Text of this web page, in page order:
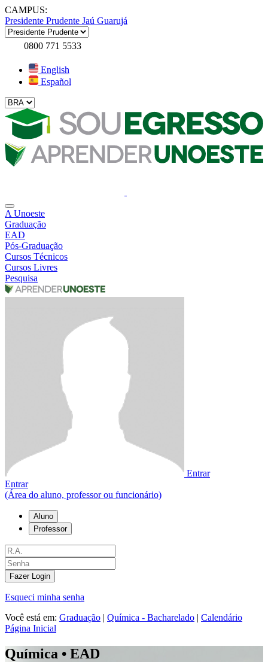
CAMPUS:
Presidente Prudente Jaú Guarujá
0800 771 5533
English
Español
A Unoeste
Graduação
EAD
Pós-Graduação
Cursos Técnicos
Cursos Livres
Pesquisa
Entrar
Entrar
(Área do aluno, professor ou funcionário)
Aluno
Professor
Fazer Login
Esqueci minha senha
Você está em: Graduação | Química - Bacharelado | Calendário
Página Inicial
Química • EAD